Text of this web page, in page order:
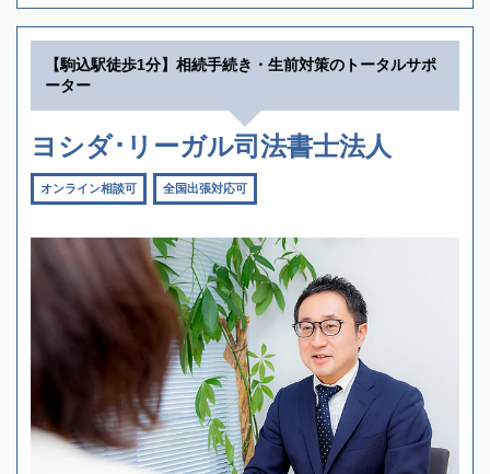
【駒込駅徒歩1分】相続手続き・生前対策のトータルサポ
ーター
ヨシダ･リーガル司法書士法人
オンライン相談可 全国出張対応可